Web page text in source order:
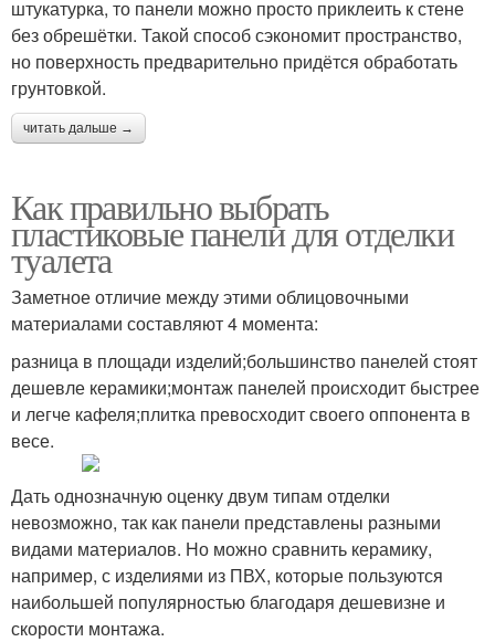
штукатурка, то панели можно просто приклеить к стене
без обрешётки. Такой способ сэкономит пространство,
но поверхность предварительно придётся обработать
грунтовкой.
читать дальше →
Как правильно выбрать
пластиковые панели для отделки
туалета
Заметное отличие между этими облицовочными
материалами составляют 4 момента:
разница в площади изделий;большинство панелей стоят
дешевле керамики;монтаж панелей происходит быстрее
и легче кафеля;плитка превосходит своего оппонента в
весе.
Дать однозначную оценку двум типам отделки
невозможно, так как панели представлены разными
видами материалов. Но можно сравнить керамику,
например, с изделиями из ПВХ, которые пользуются
наибольшей популярностью благодаря дешевизне и
скорости монтажа.